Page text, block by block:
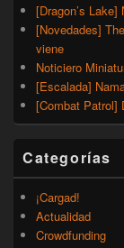
[Dragon’s
[Novedades]
viene
Noticiero
[Escalada]
[Combat Patrol]
Categorías
¡Cargad!
Actualidad
Crowdfunding